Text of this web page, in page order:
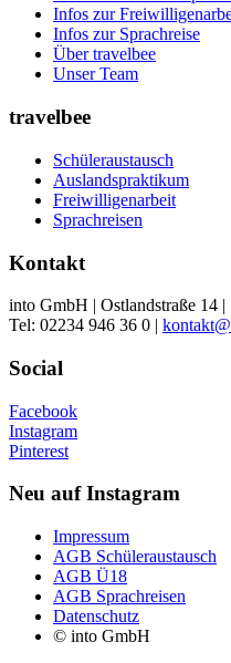
Infos zur
Infos zur Sprachreise
Über travelbee
Unser Team
travelbee
Schüleraustausch
Auslandspraktikum
Freiwilligenarbeit
Sprachreisen
Kontakt
into GmbH | Ostlandstraße 14
Tel: 02234 946 36 0 |
Social
Facebook
Instagram
Pinterest
Neu auf Instagram
Impressum
AGB Schüleraustausch
AGB Ü18
AGB Sprachreisen
Datenschutz
© into GmbH